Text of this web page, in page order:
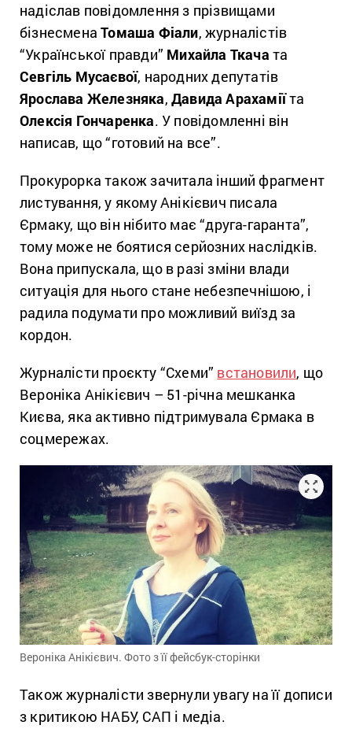
надіслав повідомлення з прізвищами
бізнесменаТомаша Фіали, журналістів
“Української правди” Михайла Ткача та
Севгіль Мусаєвої, народних депутатів
Ярослава Железняка,Давида Арахаміїта
Олексія Гончаренка. У повідомленні він
написав, що “готовий на все”.
Прокурорка також зачитала інший фрагмент
листування, у якому Анікієвич писала
Єрмаку, що він нібито має “друга-гаранта”,
тому може не боятися серйозних наслідків.
Вона припускала, що в разі зміни влади
ситуація для нього стане небезпечнішою, і
радила подумати про можливий виїзд за
кордон.
Журналісти проєкту “Схеми” встановили, що
Вероніка Анікієвич – 51-річна мешканка
Києва, яка активно підтримувала Єрмака в
соцмережах.
Вероніка Анікієвич. Фото з її фейсбук-сторінки
Також журналісти звернули увагу на її дописи
з критикою НАБУ, САП і медіа.